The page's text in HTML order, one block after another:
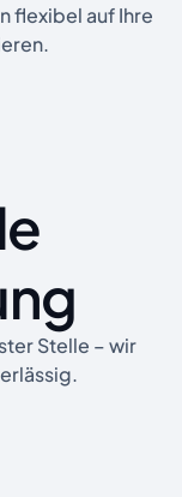
flexibel auf Ihre
Stelle – wir